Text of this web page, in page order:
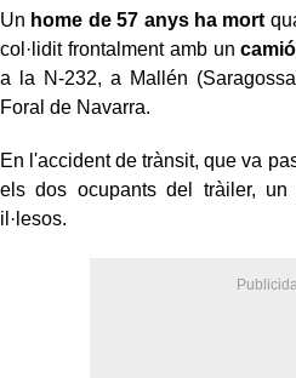
Un home de 57 anys ha mort
col·lidit frontalment amb un
a la N-232, a Mallén
Foral de Navarra.
En l'accident de trànsit, que va
els dos ocupants del tràiler, un
il·lesos.